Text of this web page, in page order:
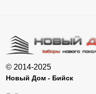
© 2014-2025
Новый Дом - Бийск